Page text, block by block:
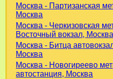
Москва - Партизанская
Москва
Москва - Черкизовская
Восточный вокзал, Москва
Москва - Битца
Москва
Москва - Новогиреево
автостанция, Москва